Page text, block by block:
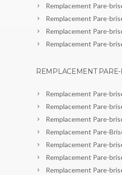
Remplacement Pare-
Remplacement Pare-
Remplacement Pare-
Remplacement Pare-
REMPLACEMENT
Remplacement Pare-
Remplacement Pare-
Remplacement Pare-
Remplacement Pare-
Remplacement Pare-
Remplacement Pare-
Remplacement Pare-